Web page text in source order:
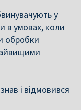
у
в умовах, коли
обробки
і відмовився